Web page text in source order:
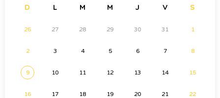
D L M M J V S
26 27 28 29 30 31 1
2 3 4 5 6 7 8
9 10 11 12 13 14 15
16 17 18 19 20 21 22